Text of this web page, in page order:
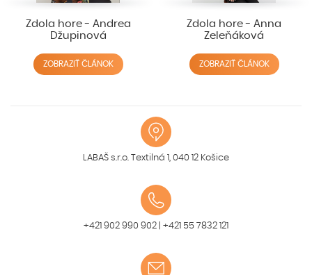
Zdola hore - Andrea
Džupinová
ZOBRAZIŤ ČLÁNOK
Zdola hore - Anna
Zeleňáková
ZOBRAZIŤ ČLÁNOK
LABAŠ s.r.o. Textilná 1, 040 12 Košice
+421 902 990 902 +421 55 7832 121